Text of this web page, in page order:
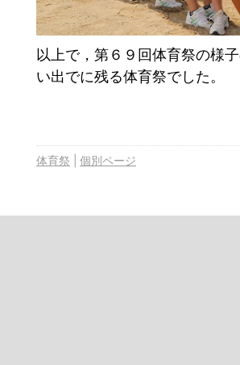
以上で，第６９回体育祭の様
い出でに残る体育祭でした。
体育祭 個別ページ